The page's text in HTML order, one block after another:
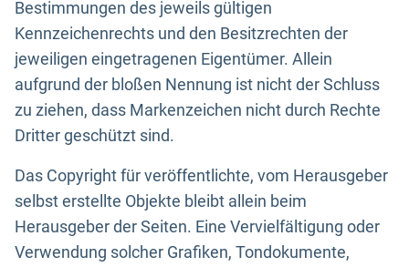
Bestimmungen des jeweils gültigen
Kennzeichenrechts und den Besitzrechten der
jeweiligen eingetragenen Eigentümer. Allein
aufgrund der bloßen Nennung ist nicht der Schluss
zu ziehen, dass Markenzeichen nicht durch Rechte
Dritter geschützt sind.
Das Copyright für veröffentlichte, vom Herausgeber
selbst erstellte Objekte bleibt allein beim
Herausgeber der Seiten. Eine Vervielfältigung oder
Verwendung solcher Grafiken, Tondokumente,